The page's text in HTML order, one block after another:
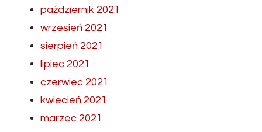
październik 2021
wrzesień 2021
sierpień 2021
lipiec 2021
czerwiec 2021
kwiecień 2021
marzec 2021